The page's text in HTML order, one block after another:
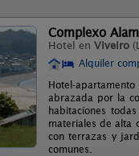
Complexo
Hotel en Viveiro
Alquiler
Hotel-
abrazada por la
habitaciones
materiales de alta
con terrazas y
comunes.